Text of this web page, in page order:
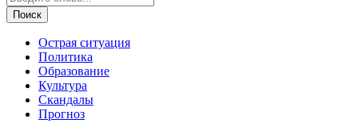
Острая ситуация
Политика
Образование
Культура
Скандалы
Прогноз